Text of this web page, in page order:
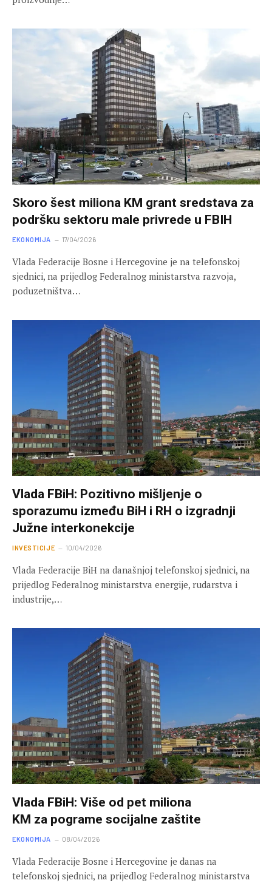
Skoro šest miliona KM grant sredstava za
podršku sektoru male privrede u FBIH
EKONOMIJA 17/04/2026
Vlada Federacije Bosne i Hercegovine je na telefonskoj
sjednici, na prijedlog Federalnog ministarstva razvoja,
poduzetništva…
Vlada FBiH: Pozitivno mišljenje o
sporazumu između BiH i RH o izgradnji
Južne interkonekcije
INVESTICIJE 10/04/2026
Vlada Federacije BiH na današnjoj telefonskoj sjednici, na
prijedlog Federalnog ministarstva energije, rudarstva i
industrije,…
Vlada FBiH: Više od pet miliona
KM za pograme socijalne zaštite
EKONOMIJA 08/04/2026
Vlada Federacije Bosne i Hercegovine je danas na
telefonskoj sjednici, na prijedlog Federalnog ministarstva